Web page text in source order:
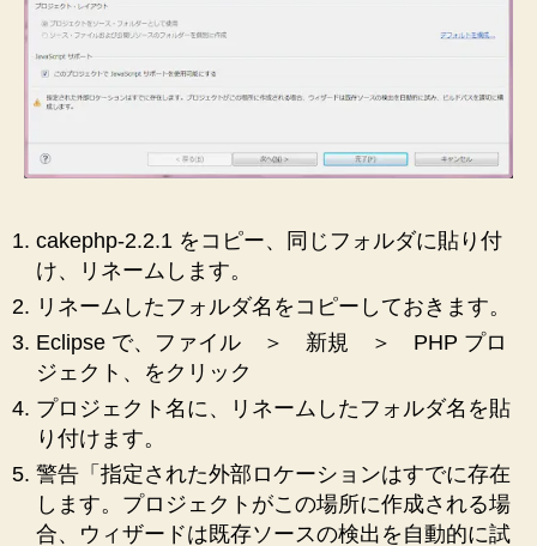
cakephp-2.2.1 をコピー、同じフォルダに貼り付
け、リネームします。
リネームしたフォルダ名をコピーしておきます。
Eclipse で、ファイル ＞ 新規 ＞ PHP プロ
ジェクト、をクリック
プロジェクト名に、リネームしたフォルダ名を貼
り付けます。
警告「指定された外部ロケーションはすでに存在
します。プロジェクトがこの場所に作成される場
合、ウィザードは既存ソースの検出を自動的に試